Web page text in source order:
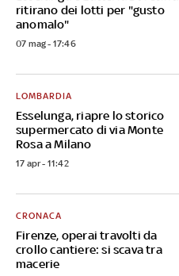
ritirano dei lotti per "gusto
anomalo"
07 mag - 17:46
Esselunga, riapre lo storico
supermercato di via Monte
Rosa a Milano
LOMBARDIA
17 apr - 11:42
Firenze, operai travolti da
crollo cantiere: si scava tra
macerie
CRONACA